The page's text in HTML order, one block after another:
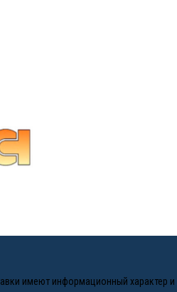
имеют информационный характер